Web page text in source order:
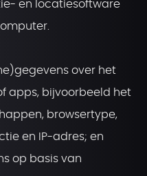
en locatiesoftware
over het
apps, bijvoorbeeld het
browsertype,
en IP-adres; en
op basis van